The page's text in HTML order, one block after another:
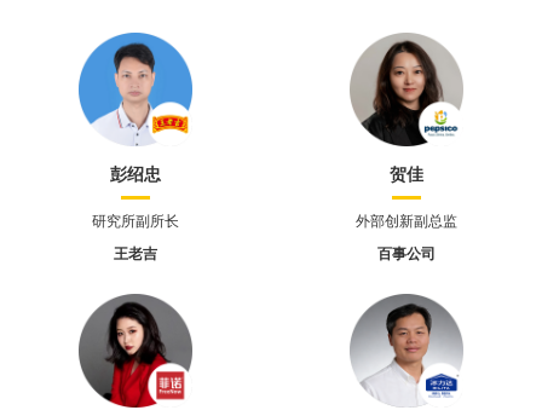
彭绍忠
研究所副所长
王老吉
贺佳
外部创新副总监
百事公司